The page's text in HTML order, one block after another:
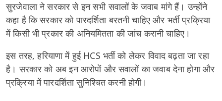
सुरजेवाला ने सरकार से इन सभी सवालों के जवाब मांगे हैं। उन्होंने
कहा है कि सरकार को पारदर्शिता बरतनी चाहिए और भर्ती प्रक्रिया
में किसी भी प्रकार की अनियमितता की जांच करानी चाहिए।
इस तरह, हरियाणा में हुई HCS भर्ती को लेकर विवाद बढ़ता जा रहा
है। सरकार को अब इन आरोपों और सवालों का जवाब देना होगा और
प्रक्रिया में पारदर्शिता सुनिश्चित करनी होगी।